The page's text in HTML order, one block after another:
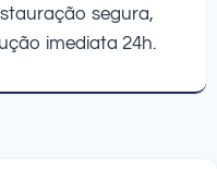
segura,
imediata 24h.